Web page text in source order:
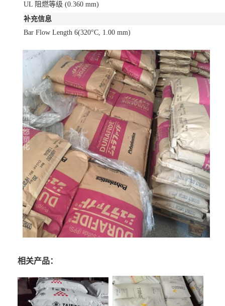
UL 阻燃等级 (0.360 mm)
补充信息
Bar Flow Length 6(320°C, 1.00 mm)
相关产品：